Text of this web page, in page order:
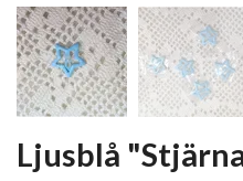
Ljusblå